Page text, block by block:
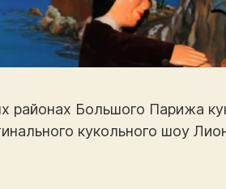
районах Большого Парижа
кукольного шоу